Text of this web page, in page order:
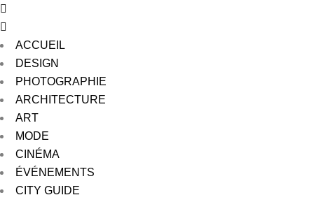
ACCUEIL
DESIGN
PHOTOGRAPHIE
ARCHITECTURE
ART
MODE
CINÉMA
ÉVÉNEMENTS
CITY GUIDE